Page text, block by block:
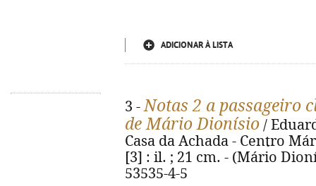
ADICIONAR À LISTA
3 -Notas 2 a passageiro
de Mário Dionísio /
Casa da Achada - Centro
[3] : il. ; 21 cm. - (Mário
53535-4-5